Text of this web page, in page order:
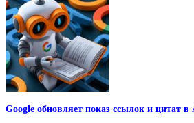
Google обновляет показ ссылок и цитат